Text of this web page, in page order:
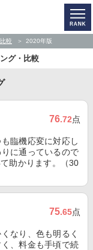
較 2020年版
グ・比較
76.72点
臨機応変に対応し
に通っているので
助かります。（30
75.65点
なり、色も明るく
、料金も手頃で続